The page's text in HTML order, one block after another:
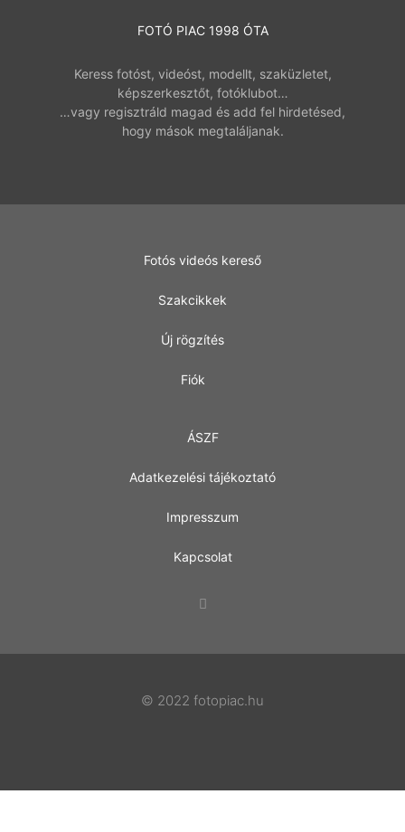
FOTÓ PIAC 1998 ÓTA
Keress fotóst, videóst, modellt, szaküzletet,
képszerkesztőt, fotóklubot…
…vagy regisztráld magad és add fel hirdetésed,
hogy mások megtaláljanak.
Fotós videós kereső
Szakcikkek
Új rögzítés
Fiók
ÁSZF
Adatkezelési tájékoztató
Impresszum
Kapcsolat
© 2022 fotopiac.hu